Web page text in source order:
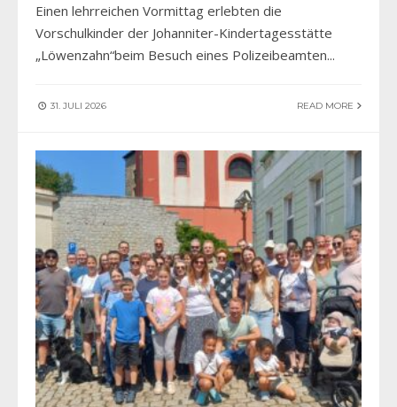
Einen lehrreichen Vormittag erlebten die
Vorschulkinder der Johanniter-Kindertagesstätte
„Löwenzahn“beim Besuch eines Polizeibeamten...
31. JULI 2026 READ MORE